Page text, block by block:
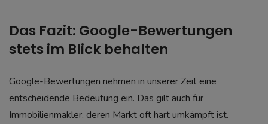
Das Fazit: Google-Bewertungen
stets im Blick behalten
Google-Bewertungen nehmen in unserer Zeit eine
entscheidende Bedeutung ein. Das gilt auch für
Immobilienmakler, deren Markt oft hart umkämpft ist.